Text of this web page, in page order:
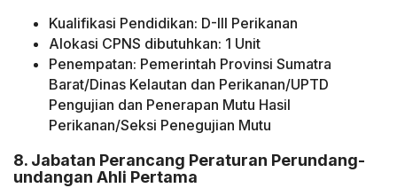
Kualifikasi Pendidikan: D-III Perikanan
Alokasi CPNS dibutuhkan: 1 Unit
Penempatan: Pemerintah Provinsi Sumatra
Barat/Dinas Kelautan dan Perikanan/UPTD
Pengujian dan Penerapan Mutu Hasil
Perikanan/Seksi Penegujian Mutu
8. Jabatan Perancang Peraturan Perundang-
undangan Ahli Pertama